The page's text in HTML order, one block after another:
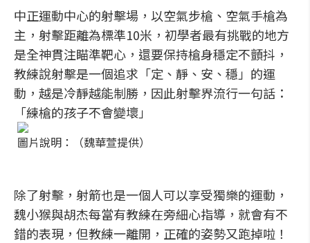
中正運動中心的射擊場，以空氣步槍、空氣手槍為
主，射擊距離為標準10米，初學者最有挑戰的地方
是全神貫注瞄準靶心，還要保持槍身穩定不顫抖，
教練說射擊是一個追求「定、靜、安、穩」的運
動，越是冷靜越能制勝，因此射擊界流行一句話：
「練槍的孩子不會變壞」
圖片說明：（魏華萱提供）
除了射擊，射箭也是一個人可以享受獨樂的運動，
魏小猴與胡杰每當有教練在旁細心指導，就會有不
錯的表現，但教練一離開，正確的姿勢又跑掉啦！